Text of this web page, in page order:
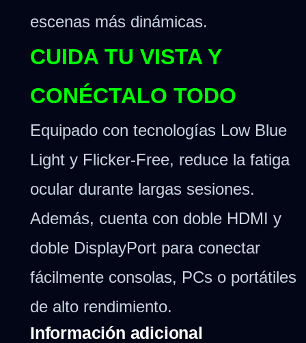
escenas más dinámicas.
CUIDA TU VISTA Y
CONÉCTALO TODO
Equipado con tecnologías Low Blue
Light y Flicker-Free, reduce la fatiga
ocular durante largas sesiones.
Además, cuenta con doble HDMI y
doble DisplayPort para conectar
fácilmente consolas, PCs o portátiles
de alto rendimiento.
Información adicional